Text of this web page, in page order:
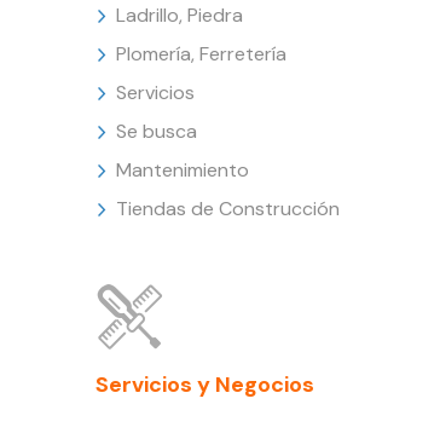
Ladrillo, Piedra
Plomería, Ferretería
Servicios
Se busca
Mantenimiento
Tiendas de Construcción
Servicios y Negocios